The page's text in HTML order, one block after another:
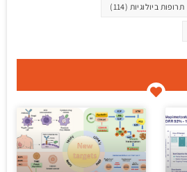
תרופות ביולוגיות (114)